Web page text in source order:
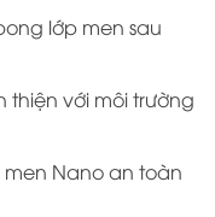
lớp men sau
thiện với môi trường
Nano an toàn